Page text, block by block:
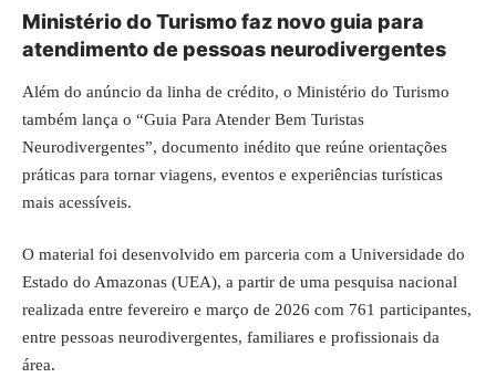
Ministério doTurismofaz novo guia para
atendimento de pessoas neurodivergentes
Além do anúncio da linha de crédito, o Ministério do Turismo
também lança o “Guia Para Atender Bem Turistas
Neurodivergentes”, documento inédito que reúne orientações
práticas para tornar viagens, eventos e experiências turísticas
mais acessíveis.
O material foi desenvolvido em parceria com a Universidade do
Estado do Amazonas (UEA), a partir de uma pesquisa nacional
realizada entre fevereiro e março de 2026 com 761 participantes,
entre pessoas neurodivergentes, familiares e profissionais da
área.